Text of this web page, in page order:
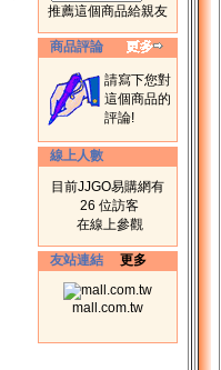
推薦這個商品給親友
商品評論
請寫下您對
這個商品的
評論!
線上人數
目前JJGO易購網有
26 位訪客
在線上參觀
友站連結 更多
mall.com.tw